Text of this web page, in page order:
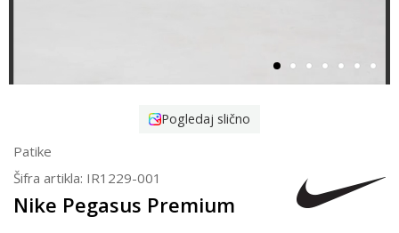
Pogledaj slično
Patike
Šifra artikla: IR1229-001
Nike Pegasus Premium